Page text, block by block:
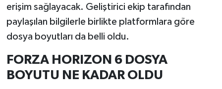
erişim sağlayacak. Geliştirici ekip tarafından
paylaşılan bilgilerle birlikte platformlara göre
dosya boyutları da belli oldu.
FORZA HORIZON 6 DOSYA
BOYUTU NE KADAR OLDU
Magazin
Otomobil
Pazarlar